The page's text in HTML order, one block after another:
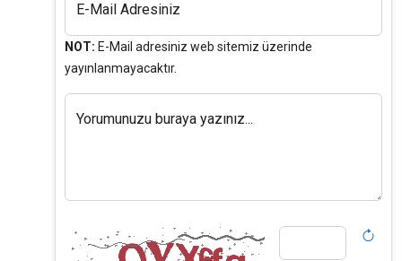
E-Mail Adresiniz
NOT: E-Mail adresiniz web sitemiz üzerinde
yayınlanmayacaktır.
Yorumunuzu buraya yazınız...